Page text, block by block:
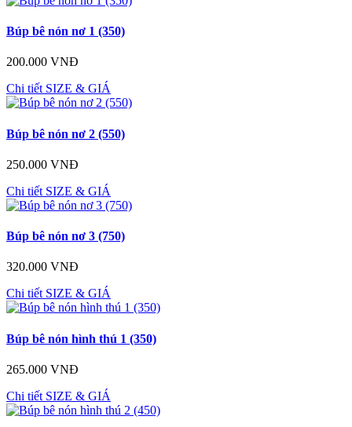
Búp bê nón nơ 1 (350)
200.000 VNĐ
Chi tiết SIZE & GIÁ
Búp bê nón nơ 2 (550)
250.000 VNĐ
Chi tiết SIZE & GIÁ
Búp bê nón nơ 3 (750)
320.000 VNĐ
Chi tiết SIZE & GIÁ
Búp bê nón hình thú 1 (350)
265.000 VNĐ
Chi tiết SIZE & GIÁ